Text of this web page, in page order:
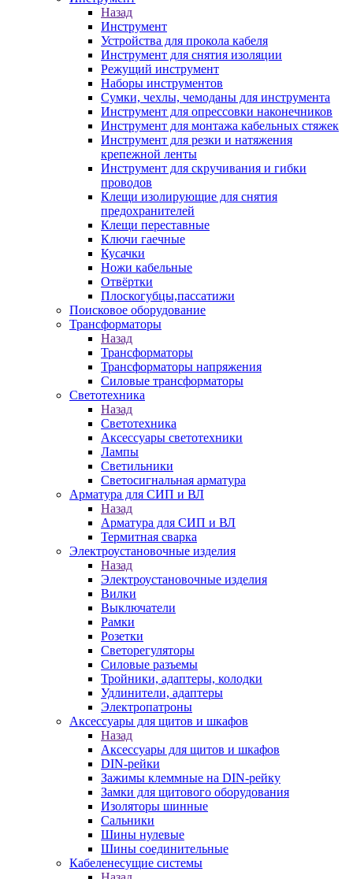
Назад
Инструмент
Устройства для прокола кабеля
Инструмент для снятия изоляции
Режущий инструмент
Наборы инструментов
Сумки, чехлы, чемоданы для инструмента
Инструмент для опрессовки наконечников
Инструмент для монтажа кабельных стяжек
Инструмент для резки и натяжения
крепежной ленты
Инструмент для скручивания и гибки
проводов
Клещи изолирующие для снятия
предохранителей
Клещи переставные
Ключи гаечные
Кусачки
Ножи кабельные
Отвёртки
Плоскогубцы,пассатижи
Поисковое оборудование
Трансформаторы
Назад
Трансформаторы
Трансформаторы напряжения
Силовые трансформаторы
Светотехника
Назад
Светотехника
Аксессуары светотехники
Лампы
Светильники
Светосигнальная арматура
Арматура для СИП и ВЛ
Назад
Арматура для СИП и ВЛ
Термитная сварка
Электроустановочные изделия
Назад
Электроустановочные изделия
Вилки
Выключатели
Рамки
Розетки
Светорегуляторы
Силовые разъемы
Тройники, адаптеры, колодки
Удлинители, адаптеры
Электропатроны
Аксессуары для щитов и шкафов
Назад
Аксессуары для щитов и шкафов
DIN-рейки
Зажимы клеммные на DIN-рейку
Замки для щитового оборудования
Изоляторы шинные
Сальники
Шины нулевые
Шины соединительные
Кабеленесущие системы